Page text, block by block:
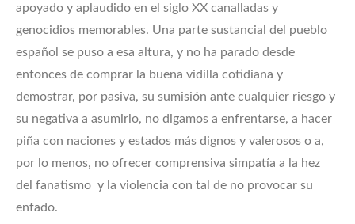
apoyado y aplaudido en el siglo XX canalladas y
genocidios memorables. Una parte sustancial del pueblo
español se puso a esa altura, y no ha parado desde
entonces de comprar la buena vidilla cotidiana y
demostrar, por pasiva, su sumisión ante cualquier riesgo y
su negativa a asumirlo, no digamos a enfrentarse, a hacer
piña con naciones y estados más dignos y valerosos o a,
por lo menos, no ofrecer comprensiva simpatía a la hez
del fanatismo y la violencia con tal de no provocar su
enfado.